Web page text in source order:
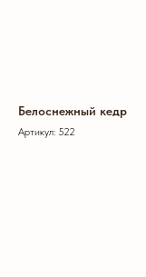
Белоснежный кедр
Артикул: 522